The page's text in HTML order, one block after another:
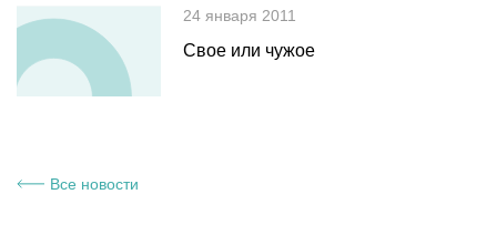
24 января 2011
Свое или чужое
Все новости